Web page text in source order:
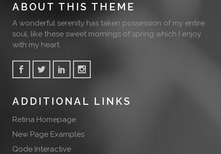
ABOUT THIS THEME
A wonderful serenity has taken possession of my entire
soul, like these sweet mornings of spring which I enjoy
with my heart.
ADDITIONAL LINKS
Retina Homepage
New Page Examples
Qode Interactive